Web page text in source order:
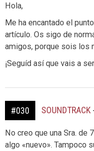
Hola,
Me ha encantado el
artículo. Os sigo de
amigos, porque sois los
¡Seguíd así que vais a
#030 SOUNDTRACK
No creo que una Sra. de
algo «nuevo». Tampoco